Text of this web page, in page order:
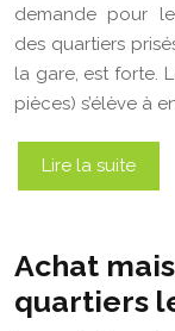
demande pour
des quartiers
la gare, est forte.
pièces) s’élève à
Lire la suite
Achat
quartiers